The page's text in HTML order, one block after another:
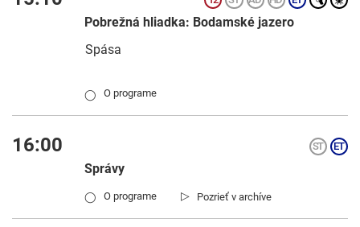
Pobrežná hliadka: Bodamské jazero
Spása
◯ O programe
16:00
Správy
▷ Pozrieť v archíve
◯ O programe